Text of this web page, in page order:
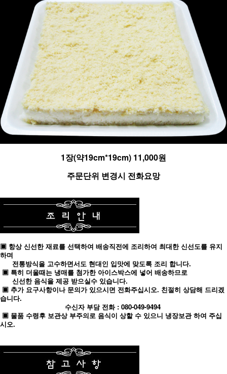
1장(약19cm*19cm) 11,000원
주문단위 변경시 전화요망
▣ 항상 신선한 재료를 선택하여 배송직전에 조리하여 최대한 신선도를 유지
하며
전통방식을 고수하면서도 현대인 입맛에 맞도록 조리 합니다.
▣ 특히 더울때는 냉매를 첨가한 아이스박스에 넣어 배송하므로
신선한 음식을 제공 받으실수 있습니다.
▣ 추가 요구사항이나 문의가 있으시면 전화주십시오. 친절히 상담해 드리겠
습니다.
수신자 부담 전화 : 080-049-9494
▣ 물품 수령후 보관상 부주의로 음식이 상할 수 있으니 냉장보관 하여 주십
시오.